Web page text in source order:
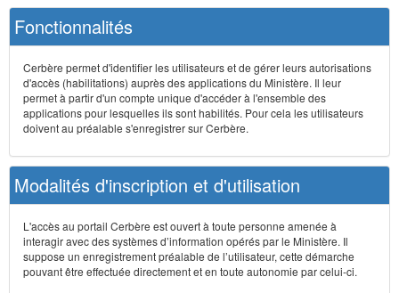
Fonctionnalités
Cerbère permet d'identifier les utilisateurs et de gérer leurs autorisations
d'accès (habilitations) auprès des applications du Ministère. Il leur
permet à partir d'un compte unique d'accéder à l'ensemble des
applications pour lesquelles ils sont habilités. Pour cela les utilisateurs
doivent au préalable s'enregistrer sur Cerbère.
Modalités d'inscription et d'utilisation
L'accès au portail Cerbère est ouvert à toute personne amenée à
interagir avec des systèmes d’information opérés par le Ministère. Il
suppose un enregistrement préalable de l’utilisateur, cette démarche
pouvant être effectuée directement et en toute autonomie par celui-ci.